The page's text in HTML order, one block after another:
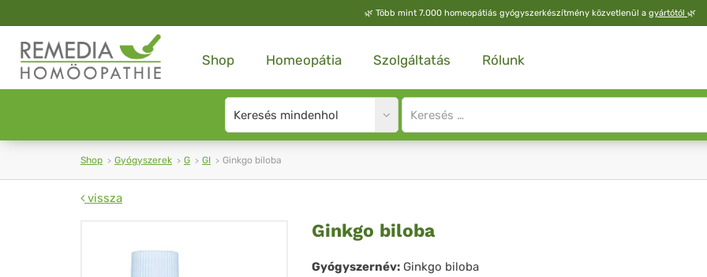
🌿 Több mint 7.000 homeopátiás gyógyszerkészítmény közvetlenül a gyártótól 🌿
Shop Homeopátia Szolgáltatás Rólunk
Search
type
Site
search
Shop Gyógyszerek G GI Ginkgo biloba
vissza
Ginkgo
biloba
Ginkgo biloba
Gyógyszernév: Ginkgo biloba